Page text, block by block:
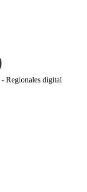
- Regionales digital